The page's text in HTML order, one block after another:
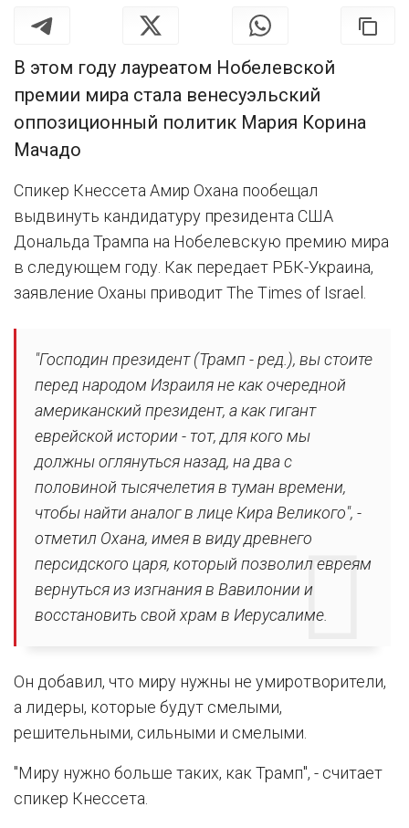
В этом году лауреатом Нобелевской
премии мира стала венесуэльский
оппозиционный политик Мария Корина
Мачадо
Спикер Кнессета Амир Охана пообещал
выдвинуть кандидатуру президента США
Дональда Трампа на Нобелевскую премию мира
в следующем году. Как передает РБК-Украина,
заявление Оханы приводит The Times of Israel.
"Господин президент (Трамп - ред.), вы стоите
перед народом Израиля не как очередной
американский президент, а как гигант
еврейской истории - тот, для кого мы
должны оглянуться назад, на два с
половиной тысячелетия в туман времени,
чтобы найти аналог в лице Кира Великого", -
отметил Охана, имея в виду древнего
персидского царя, который позволил евреям
вернуться из изгнания в Вавилонии и
восстановить свой храм в Иерусалиме.
Он добавил, что миру нужны не умиротворители,
а лидеры, которые будут смелыми,
решительными, сильными и смелыми.
"Миру нужно больше таких, как Трамп", - считает
спикер Кнессета.